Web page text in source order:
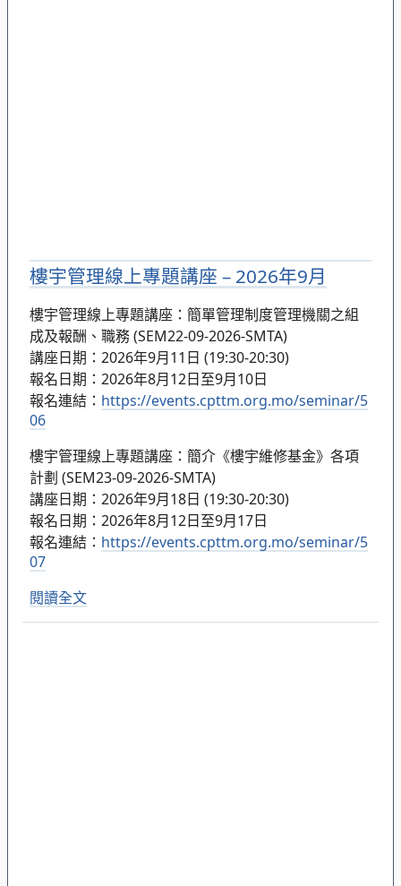
樓宇管理線上專題講座 – 2026年9月
樓宇管理線上專題講座：簡單管理制度管理機關之組
成及報酬、職務 (SEM22-09-2026-SMTA)
講座日期：2026年9月11日 (19:30-20:30)
報名日期：2026年8月12日至9月10日
報名連結： https://events.cpttm.org.mo/seminar/5
06
樓宇管理線上專題講座：簡介《樓宇維修基金》各項
計劃 (SEM23-09-2026-SMTA)
講座日期：2026年9月18日 (19:30-20:30)
報名日期：2026年8月12日至9月17日
報名連結： https://events.cpttm.org.mo/seminar/5
07
閱讀全文